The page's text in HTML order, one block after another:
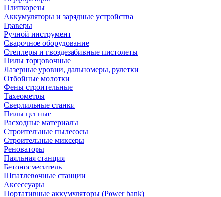
Плиткорезы
Аккумуляторы и зарядные устройства
Граверы
Ручной инструмент
Сварочное оборудование
Степлеры и гвоздезабивные пистолеты
Пилы торцовочные
Лазерные уровни, дальномеры, рулетки
Отбойные молотки
Фены строительные
Тахеометры
Сверлильные станки
Пилы цепные
Расходные материалы
Строительные пылесосы
Строительные миксеры
Реноваторы
Паяльная станция
Бетоносмеситель
Шпатлевочные станции
Аксессуары
Портативные аккумуляторы (Power bank)